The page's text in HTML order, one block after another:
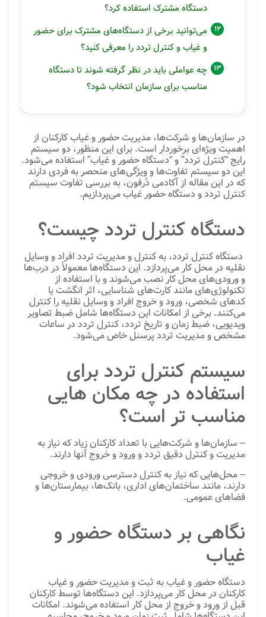
دستگاه مشترک استفاده کرد؟
می‌توانید برخی از دستگاه‌های مشترک برای حضور
و غیاب و کنترل تردد را معرفی کنید؟
چه عواملی باید در نظر گرفته شوند تا دستگاه
مناسب برای سازمان انتخاب شود؟
در سازمان‌ها و شرکت‌ها، مدیریت حضور و غیاب کارکنان از
اهمیت ویژه‌ای برخوردار است. برای این منظور، دو سیستم
رایج “کنترل تردد” و “دستگاه حضور و غیاب” استفاده می‌شود.
این دو سیستم تفاوت‌ها و ویژگی‌های منحصر به فردی دارند
که در این مقاله از آکادمی دُرفون، به بررسی تفاوت سیستم
کنترل تردد و دستگاه حضور غیاب می‌پردازیم.
دستگاه کنترل تردد چیست؟
دستگاه کنترل تردد، به کنترل و مدیریت تردد افراد و وسایل
نقلیه در محل کار می‌پردازد. این دستگاه‌ها معمولاً در درب‌ها
و ورودی‌های محل کار نصب می‌شوند و با استفاده از
تکنولوژی‌های مانند کارت‌های شناسایی، اثر انگشت یا
کد‌های شخصی، ورود و خروج افراد و وسایل نقلیه را کنترل
می‌کنند. برخی از امکانات این دستگاه‌ها شامل ضبط تصاویر
ویدیویی، ضبط زمان و تاریخ تردد، کنترل تردد در ساعات
مشخص و مدیریت تردد پرسنل خاص می‌شود.
سیستم کنترل تردد برای
استفاده در چه مکان هایی
مناسب تر است؟
– سازمان‌ها و شرکت‌هایی با تعداد کارکنان زیاد که نیاز به
مدیریت و کنترل دقیق تردد و ورود و خروج آنها دارند.
– محل‌هایی که نیاز به کنترل دسترسی ورودی و خروجی
دارند، مانند ساختمان‌های اداری، بانک‌ها، بیمارستان‌ها و
فضاهای عمومی.
نگاهی بر دستگاه حضور و
غیاب
دستگاه حضور و غیاب به ثبت و مدیریت حضور و غیاب
کارکنان در محل کار می‌پردازد. این دستگاه‌ها توسط کارکنان
قبل از ورود و خروج از محل کار استفاده می‌شوند. امکانات